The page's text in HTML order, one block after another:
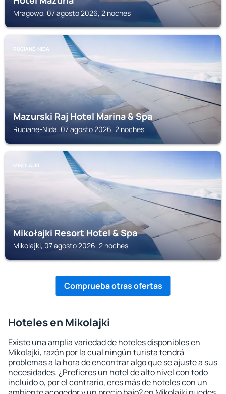
Mragowo, 07 agosto 2026, 2 noches
RUCIANE-NIDA
Mazurski Raj Hotel Marina & Spa
Ruciane-Nida, 07 agosto 2026, 2 noches
MIKOLAJKI
Mikołajki Resort Hotel & Spa
Mikolajki, 07 agosto 2026, 2 noches
Comprueba otras ofertas
Hoteles en Mikolajki
Existe una amplia variedad de hoteles disponibles en
Mikolajki, razón por la cual ningún turista tendrá
problemas a la hora de encontrar algo que se ajuste a sus
necesidades. ¿Prefieres un hotel de alto nivel con todo
incluido o, por el contrario, eres más de hoteles con un